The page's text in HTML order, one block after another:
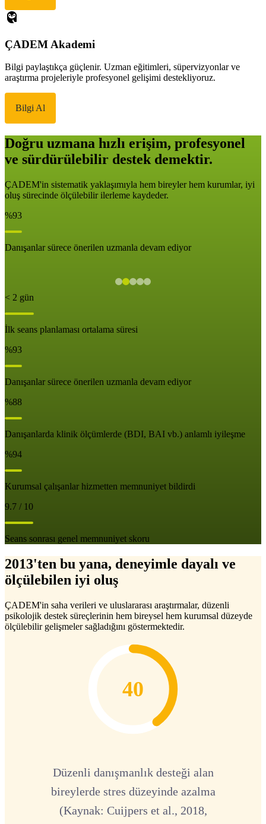
ÇADEM Akademi
Bilgi paylaştıkça güçlenir. Uzman eğitimleri, süpervizyonlar ve
araştırma projeleriyle profesyonel gelişimi destekliyoruz.
Bilgi Al
Doğru uzmana hızlı erişim, profesyonel
ve sürdürülebilir destek demektir.
ÇADEM'in sistematik yaklaşımıyla hem bireyler hem kurumlar, iyi
oluş sürecinde ölçülebilir ilerleme kaydeder.
%93
Danışanlar sürece önerilen uzmanla devam ediyor
< 2 gün
İlk seans planlaması ortalama süresi
%93
Danışanlar sürece önerilen uzmanla devam ediyor
%88
Danışanlarda klinik ölçümlerde (BDI, BAI vb.) anlamlı iyileşme
%94
Kurumsal çalışanlar hizmetten memnuniyet bildirdi
9.7 / 10
Seans sonrası genel memnuniyet skoru
2013'ten bu yana, deneyimle dayalı ve
ölçülebilen iyi oluş
ÇADEM'in saha verileri ve uluslararası araştırmalar, düzenli
psikolojik destek süreçlerinin hem bireysel hem kurumsal düzeyde
ölçülebilir gelişmeler sağladığını göstermektedir.
40
Düzenli danışmanlık desteği alan
bireylerde stres düzeyinde azalma
(Kaynak: Cuijpers et al., 2018,